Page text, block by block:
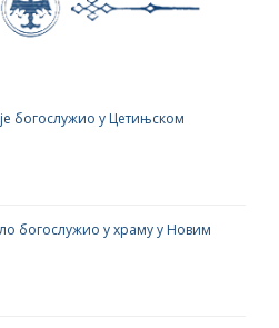
богослужио у Цетињском
богослужио у храму у Новим